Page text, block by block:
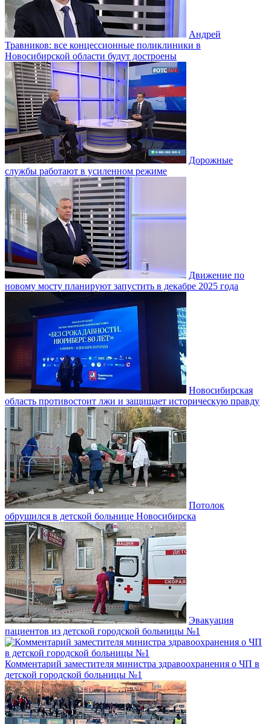
Андрей
Травников: все концессионные поликлиники в
Новосибирской области будут достроены
Дорожные
службы работают в усиленном режиме
Движение по
новому мосту планируют запустить в декабре 2025 года
Новосибирская
область противостоит лжи и защищает историческую правду
Потолок
обрушился в детской больнице Новосибирска
Эвакуация
пациентов из детской городской больницы №1
Комментарий заместителя министра здравоохранения о ЧП в
детской городской больницы №1